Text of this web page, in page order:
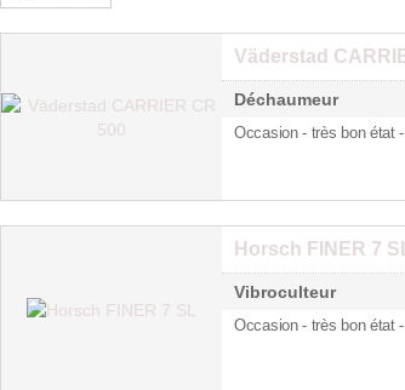
Väderstad
Déchaumeur
Occasion - très bon état
Horsch FINER 7
Vibroculteur
Occasion - très bon état